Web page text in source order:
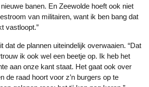
banen. En Zeewolde hoeft ook niet
van militairen, want ik ben bang dat
vastloopt.”
ik ook wel een beetje op. Ik heb het
aan onze kant staat. Het gaat ook over
de raad hoort voor z’n burgers op te